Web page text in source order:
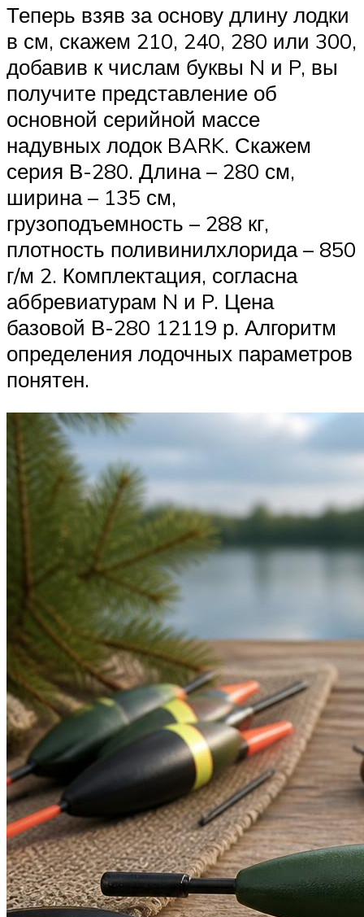
Теперь взяв за основу длину лодки
в см, скажем 210, 240, 280 или 300,
добавив к числам буквы N и P, вы
получите представление об
основной серийной массе
надувных лодок BARK. Скажем
серия В-280. Длина – 280 см,
ширина – 135 см,
грузоподъемность – 288 кг,
плотность поливинилхлорида – 850
г/м 2. Комплектация, согласна
аббревиатурам N и P. Цена
базовой В-280 12119 р. Алгоритм
определения лодочных параметров
понятен.